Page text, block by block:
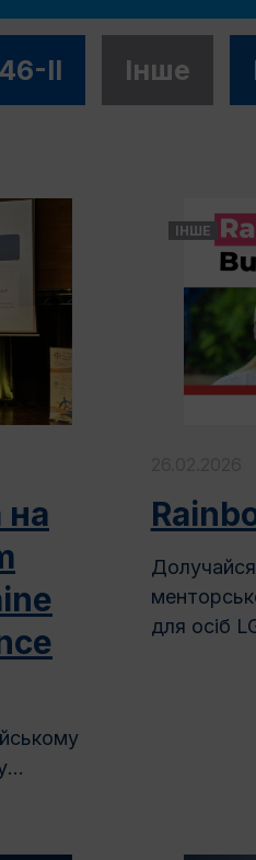
II Інше
на
ІНШЕ
для осіб